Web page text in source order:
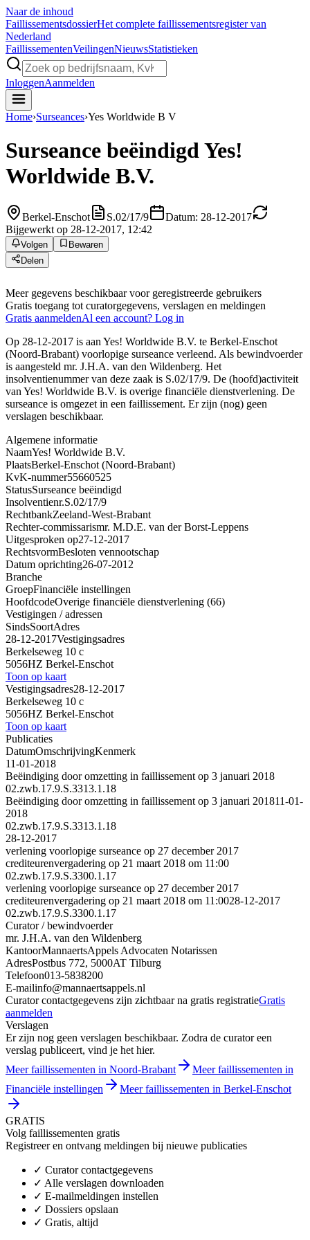
Naar de inhoud
FaillissementsdossierHet complete faillissementsregister van
Nederland
FaillissementenVeilingenNieuwsStatistieken
InloggenAanmelden
Home›Surseances›Yes Worldwide B V
Surseance beëindigdYes!
Worldwide B.V.
Berkel-Enschot S.02/17/9
Datum: 28-12-2017
Bijgewerkt op 28-12-2017, 12:42
Volgen
Bewaren
Delen
Meer gegevens beschikbaar voor geregistreerde gebruikers
Gratis toegang tot curatorgegevens, verslagen en meldingen
Gratis aanmeldenAl een account? Log in
Op 28-12-2017 is aan Yes! Worldwide B.V. te Berkel-Enschot
(Noord-Brabant) voorlopige surseance verleend. Als bewindvoerder
is aangesteld mr. J.H.A. van den Wildenberg. Het
insolventienummer van deze zaak is S.02/17/9. De (hoofd)activiteit
van Yes! Worldwide B.V. is overige financiële dienstverlening. De
surseance is omgezet in een faillissement. Er zijn (nog) geen
verslagen beschikbaar.
Algemene informatie
NaamYes! Worldwide B.V.
PlaatsBerkel-Enschot (Noord-Brabant)
KvK-nummer55660525
StatusSurseance beëindigd
Insolventienr.S.02/17/9
RechtbankZeeland-West-Brabant
Rechter-commissarismr. M.D.E. van der Borst-Leppens
Uitgesproken op27-12-2017
RechtsvormBesloten vennootschap
Datum oprichting26-07-2012
Branche
GroepFinanciële instellingen
HoofdcodeOverige financiële dienstverlening (66)
Vestigingen / adressen
SindsSoortAdres
28-12-2017Vestigingsadres
Berkelseweg 10 c
5056HZ Berkel-Enschot
Toon op kaart
Vestigingsadres28-12-2017
Berkelseweg 10 c
5056HZ Berkel-Enschot
Toon op kaart
Publicaties
DatumOmschrijvingKenmerk
11-01-2018
Beëindiging door omzetting in faillissement op 3 januari 2018
02.zwb.17.9.S.3313.1.18
Beëindiging door omzetting in faillissement op 3 januari 201811-01-
2018
02.zwb.17.9.S.3313.1.18
28-12-2017
verlening voorlopige surseance op 27 december 2017
crediteurenvergadering op 21 maart 2018 om 11:00
02.zwb.17.9.S.3300.1.17
verlening voorlopige surseance op 27 december 2017
crediteurenvergadering op 21 maart 2018 om 11:0028-12-2017
02.zwb.17.9.S.3300.1.17
Curator / bewindvoerder
mr. J.H.A. van den Wildenberg
KantoorMannaertsAppels Advocaten Notarissen
AdresPostbus 772, 5000AT Tilburg
Telefoon013-5838200
E-mailinfo@mannaertsappels.nl
Curator contactgegevens zijn zichtbaar na gratis registratieGratis
aanmelden
Verslagen
Er zijn nog geen verslagen beschikbaar. Zodra de curator een
verslag publiceert, vind je het hier.
Meer faillissementen in Noord-Brabant
Meer faillissementen in
Financiële instellingen
Meer faillissementen in Berkel-Enschot
GRATIS
Volg faillissementen gratis
Registreer en ontvang meldingen bij nieuwe publicaties
✓ Curator contactgegevens
✓ Alle verslagen downloaden
✓ E-mailmeldingen instellen
✓ Dossiers opslaan
✓ Gratis, altijd